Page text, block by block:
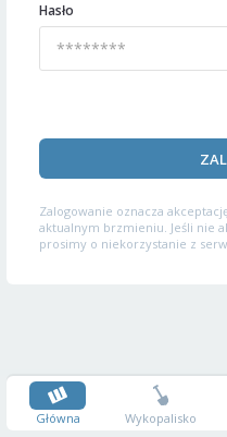
Hasło
Zalogowanie oznacza
aktualnym brzmieniu. Jeśli nie
prosimy o niekorzystanie z
Główna Wykopalisko